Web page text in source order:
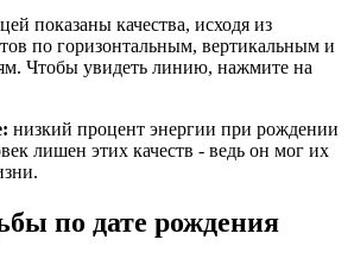
показаны качества, исходя из
по горизонтальным, вертикальным и
Чтобы увидеть линию, нажмите на
низкий процент энергии при рождении
лишен этих качеств - ведь он мог их
по дате рождения